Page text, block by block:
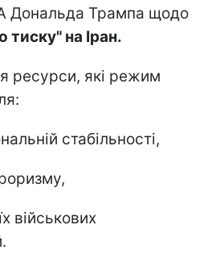
Дональда Трампа щодо
на Іран.
ресурси, які режим
стабільності,
військових